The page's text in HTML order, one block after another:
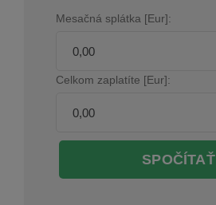
Mesačná splátka [Eur]:
Celkom zaplatíte [Eur]:
SPOČÍTAŤ